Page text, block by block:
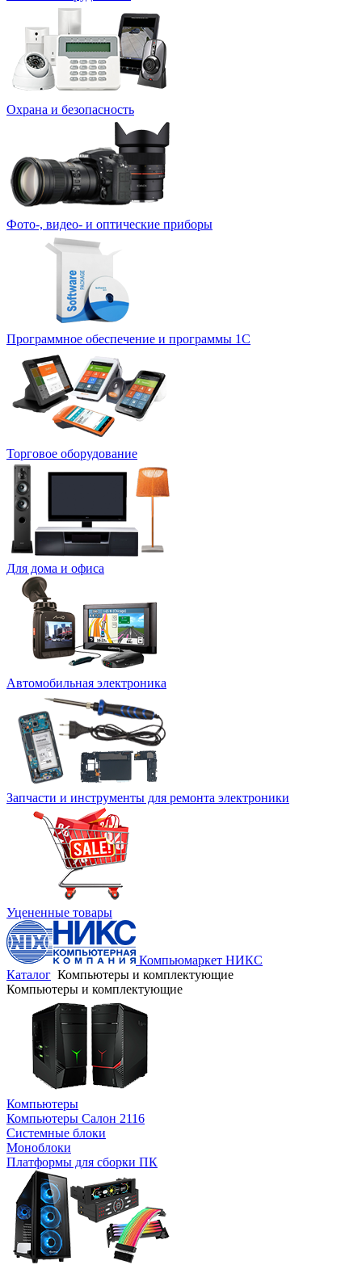
Охрана и безопасность
Фото-, видео- и оптические приборы
Программное обеспечение и программы 1С
Торговое оборудование
Для дома и офиса
Автомобильная электроника
Запчасти и инструменты для ремонта электроники
Уцененные товары
Компьюмаркет НИКС
Каталог Компьютеры и комплектующие
Компьютеры и комплектующие
Компьютеры
Компьютеры Салон 2116
Системные блоки
Моноблоки
Платформы для сборки ПК